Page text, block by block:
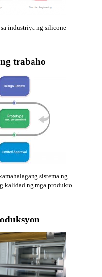
industriya ng silicone
trabaho
sistema ng
kalidad ng mga produkto